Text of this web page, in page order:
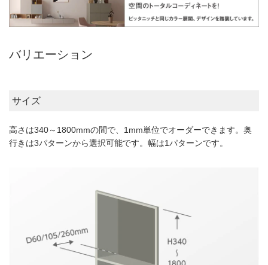
バリエーション
サイズ
高さは340～1800mmの間で、1mm単位でオーダーできます。奥
行きは3パターンから選択可能です。幅は1パターンです。